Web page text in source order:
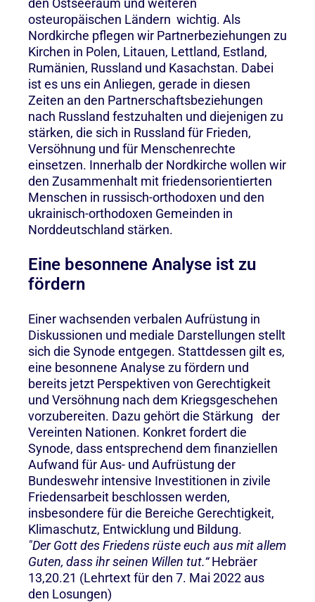
den Ostseeraum und weiteren
osteuropäischen Ländern wichtig. Als
Nordkirche pflegen wir Partnerbeziehungen zu
Kirchen in Polen, Litauen, Lettland, Estland,
Rumänien, Russland und Kasachstan. Dabei
ist es uns ein Anliegen, gerade in diesen
Zeiten an den Partnerschaftsbeziehungen
nach Russland festzuhalten und diejenigen zu
stärken, die sich in Russland für Frieden,
Versöhnung und für Menschenrechte
einsetzen. Innerhalb der Nordkirche wollen wir
den Zusammenhalt mit friedensorientierten
Menschen in russisch-orthodoxen und den
ukrainisch-orthodoxen Gemeinden in
Norddeutschland stärken.
Eine besonnene Analyse ist zu
fördern
Einer wachsenden verbalen Aufrüstung in
Diskussionen und mediale Darstellungen stellt
sich die Synode entgegen. Stattdessen gilt es,
eine besonnene Analyse zu fördern und
bereits jetzt Perspektiven von Gerechtigkeit
und Versöhnung nach dem Kriegsgeschehen
vorzubereiten. Dazu gehört die Stärkung der
Vereinten Nationen. Konkret fordert die
Synode, dass entsprechend dem finanziellen
Aufwand für Aus- und Aufrüstung der
Bundeswehr intensive Investitionen in zivile
Friedensarbeit beschlossen werden,
insbesondere für die Bereiche Gerechtigkeit,
Klimaschutz, Entwicklung und Bildung.
"Der Gott des Friedens rüste euch aus mit allem
Guten, dass ihr seinen Willen tut.“Hebräer
13,20.21 (Lehrtext für den 7. Mai 2022 aus
den Losungen)